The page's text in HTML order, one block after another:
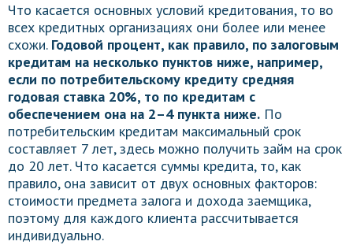
Что касается основных условий кредитования, то во
всех кредитных организациях они более или менее
схожи. Годовой процент, как правило, по залоговым
кредитам на несколько пунктов ниже, например,
если по потребительскому кредиту средняя
годовая ставка 20%, то по кредитам с
обеспечением она на 2–4 пункта ниже. По
потребительским кредитам максимальный срок
составляет 7 лет, здесь можно получить займ на срок
до 20 лет. Что касается суммы кредита, то, как
правило, она зависит от двух основных факторов:
стоимости предмета залога и дохода заемщика,
поэтому для каждого клиента рассчитывается
индивидуально.